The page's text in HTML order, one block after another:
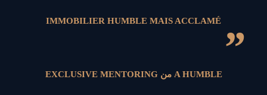
IMMOBILIER HUMBLE MAIS ACCLAMÉ
”
EXCLUSIVE MENTORING من A HUMBLE